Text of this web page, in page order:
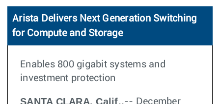
Arista Delivers Next Generation Switching
for Compute and Storage
Enables 800 gigabit systems and
investment protection
SANTA CLARA, Calif.,-- December